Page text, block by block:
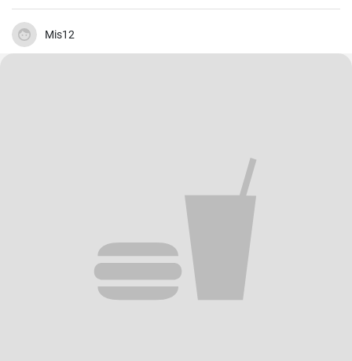
Mis12